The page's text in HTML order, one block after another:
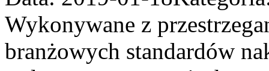
Wykonywane z
branżowych standardów